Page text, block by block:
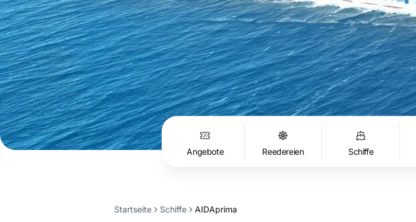
Angebote Reedereien Schiffe
Startseite Schiffe AIDAprima